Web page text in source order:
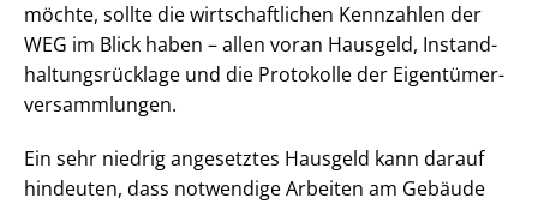
möchte, sollte die wirt­schaft­li­chen Kennzahlen der
WEG im Blick haben – allen voran Hausgeld, In­stand­
hal­tungs­rück­la­ge und die Protokolle der Ei­gen­tü­mer­
ver­samm­lun­gen.
Ein sehr niedrig angesetztes Hausgeld kann darauf
hindeuten, dass notwendige Arbeiten am Gebäude